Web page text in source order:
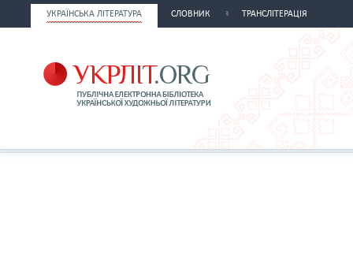
УКРАЇНСЬКА ЛІТЕРАТУРА СЛОВНИК ТРАНСЛІТЕРАЦІЯ